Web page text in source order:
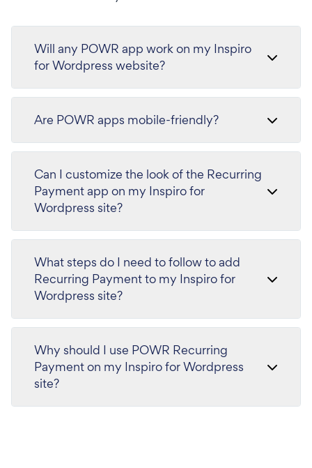
Will any POWR app work on my Inspiro
for Wordpress website?
Are POWR apps mobile-friendly?
Can I customize the look of the Recurring
Payment app on my Inspiro for
Wordpress site?
What steps do I need to follow to add
Recurring Payment to my Inspiro for
Wordpress site?
Why should I use POWR Recurring
Payment on my Inspiro for Wordpress
site?